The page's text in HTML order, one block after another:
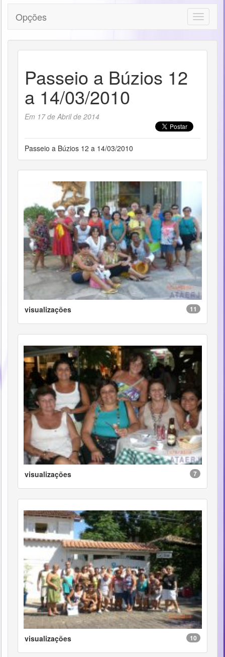
Toggle
Opções
Passeio a Búzios 12
a 14/03/2010
Em 17 de Abril de 2014
Passeio a Búzios 12 a 14/03/2010
11
visualizações
7
visualizações
10
visualizações